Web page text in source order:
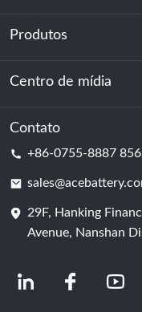
Sobre nós
Sustentabilidade
Produtos
Armazenamento de
Centro de dados e
Célula de bateria
Centro de mídia
Notícias
Contato
+86-0755-8887
29F, Hanking
Avenue, Nanshan